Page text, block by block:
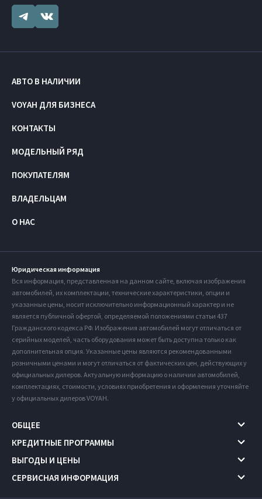
АВТО В НАЛИЧИИ
VOYAH ДЛЯ БИЗНЕСА
КОНТАКТЫ
МОДЕЛЬНЫЙ РЯД
ПОКУПАТЕЛЯМ
ВЛАДЕЛЬЦАМ
О НАС
Юридическая информация
Вся информация, представленная на данном сайте, включая изображения
автомобилей, их комплектации, технические характеристики, опции и
указанные цены, носит исключительно информационный характер и не
является публичной офертой, определяемой положениями статьи 437
Гражданского кодекса РФ. Изображения автомобилей могут отличаться от
серийных моделей, часть оборудования может быть доступна только как
дополнительная опция. Указанные цены являются рекомендованными
розничными ценами и могут отличаться от фактических цен, действующих у
официальных дилеров. Актуальную информацию о наличии автомобилей,
комплектациях, стоимости, условиях приобретения и оформления уточняйте
у официальных дилеров VOYAH.
ОБЩЕЕ
КРЕДИТНЫЕ ПРОГРАММЫ
ВЫГОДЫ И ЦЕНЫ
СЕРВИСНАЯ ИНФОРМАЦИЯ